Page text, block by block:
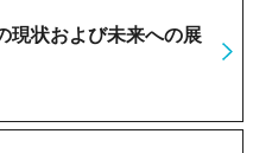
現状および未来への展